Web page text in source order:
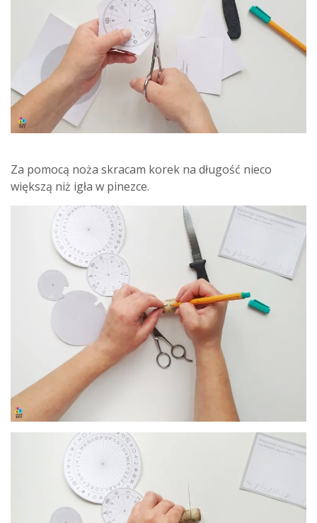
Za pomocą noża skracam korek na długość nieco
większą niż igła w pinezce.